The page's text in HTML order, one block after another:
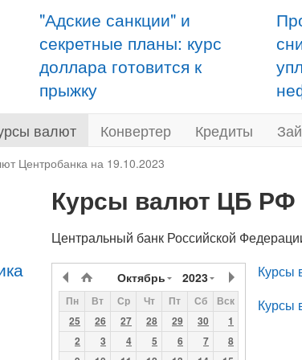
"Адские санкции" и
секретные планы: курс
доллара готовится к
прыжку
валют Конвертер Кредиты
Центробанка на 19.10.2023
Курсы валют ЦБ РФ
Центральный банк Российской
Октябрь 2023
Пн Вт Ср Чт Пт Сб
Вск
25
26 27 28 29 30
1
2
3 4 5 6 7
8
Курсы
Курсы